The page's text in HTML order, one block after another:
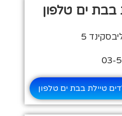
בבת ים טלפון
5
טיילת בבת ים טלפון